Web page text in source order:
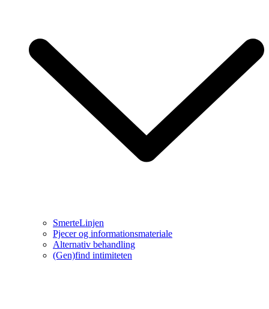
SmerteLinjen
Pjecer og informationsmateriale
Alternativ behandling
(Gen)find intimiteten